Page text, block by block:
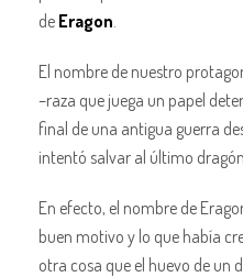
de Eragon
El nombre de nuestro
–raza que juega un papel
final de una antigua guerra
intentó salvar al último
En efecto, el nombre de
buen motivo y lo que había
otra cosa que el huevo de un